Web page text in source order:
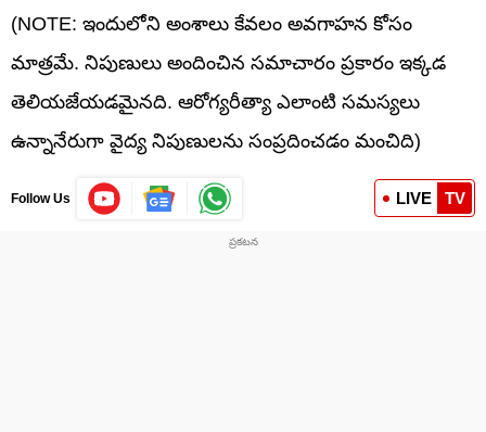
(NOTE: ఇందులోని అంశాలు కేవలం అవగాహన కోసం
మాత్రమే. నిపుణులు అందించిన సమాచారం ప్రకారం ఇక్కడ
తెలియజేయడమైనది. ఆరోగ్యరీత్యా ఎలాంటి సమస్యలు
ఉన్నానేరుగా వైద్య నిపుణులను సంప్రదించడం మంచిది)
Follow Us LIVE TV